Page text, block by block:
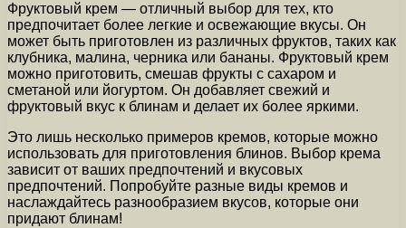
Фруктовый крем — отличный выбор для тех, кто
предпочитает более легкие и освежающие вкусы. Он
может быть приготовлен из различных фруктов, таких как
клубника, малина, черника или бананы. Фруктовый крем
можно приготовить, смешав фрукты с сахаром и
сметаной или йогуртом. Он добавляет свежий и
фруктовый вкус к блинам и делает их более яркими.
Это лишь несколько примеров кремов, которые можно
использовать для приготовления блинов. Выбор крема
зависит от ваших предпочтений и вкусовых
предпочтений. Попробуйте разные виды кремов и
наслаждайтесь разнообразием вкусов, которые они
придают блинам!